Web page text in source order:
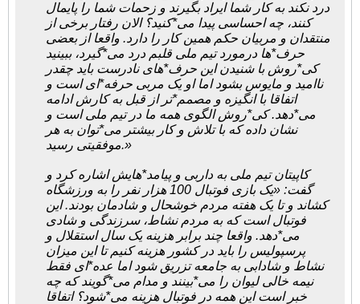
درد نکند به کار شما ایراد بگیرند و زحمات شما را پایمال
کنند، چه احساسی پیدا می*کنید؟ الان رفتار برخی از
منتقدان و مربیان حکم همین کار را دارد. واقعا از بعضی
حرف*ها درمورد تیم ملی قلبم درد می*گیرد، ببینید
کی*روش با شنیدن این حرف*های نادرست باید چقدر
ناامید و مایوس بشود اما او یک مربی حرفه*ای است و
اتفاقا با انگیزه و مصمم*تر از قبل به کارش ادامه
می*دهد. کی*روش الگوی همه ما در تیم ملی است و
نشان داده که با تلاش و کار بیشتر می*توان به هر
موفقیتی رسید.»
کاپیتان تیم ملی به داربی و پیامد*هایش اشاره کرد و
گفت: «یک بازی فوتبال 100 هزار نفر را به ورزشگاه
کشاند و تا یک هفته مردم خوشحال و شادمان بودند. این
فوتبال است که به مردم نشاط، سرزندگی و شادی
می*دهد. واقعا چند برابر هزینه یک سال استقلال و
پرسپولیس را باید در کشور هزینه کنیم تا این میزان
نشاط و شادابی به جامعه تزریق شود اما عده*ای فقط
نیمه خالی لیوان را می*بینند و مدام می*گویند که چه
خبر است این همه در فوتبال هزینه می*شود؟ اتفاقا